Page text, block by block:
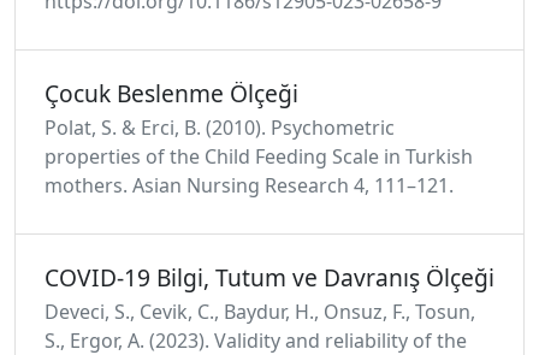
Çocuk Beslenme Ölçeği
Polat, S. & Erci, B. (2010). Psychometric
properties of the Child Feeding Scale in Turkish
mothers. Asian Nursing Research 4, 111–121.
COVID-19 Bilgi, Tutum ve Davranış Ölçeği
Deveci, S., Cevik, C., Baydur, H., Onsuz, F., Tosun,
S., Ergor, A. (2023). Validity and reliability of the